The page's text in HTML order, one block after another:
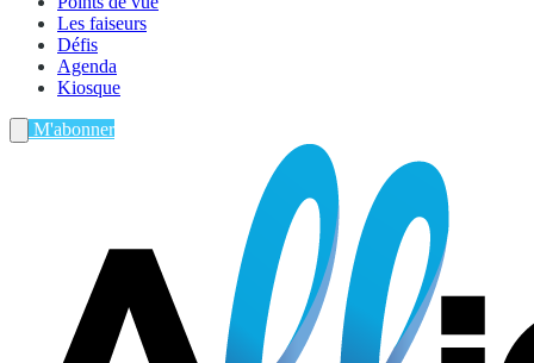
Les faiseurs
Défis
Agenda
Kiosque
M'abonner